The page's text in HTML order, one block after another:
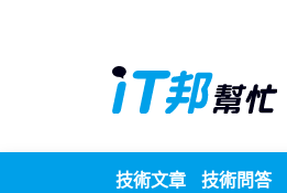
技術文章 技術問答